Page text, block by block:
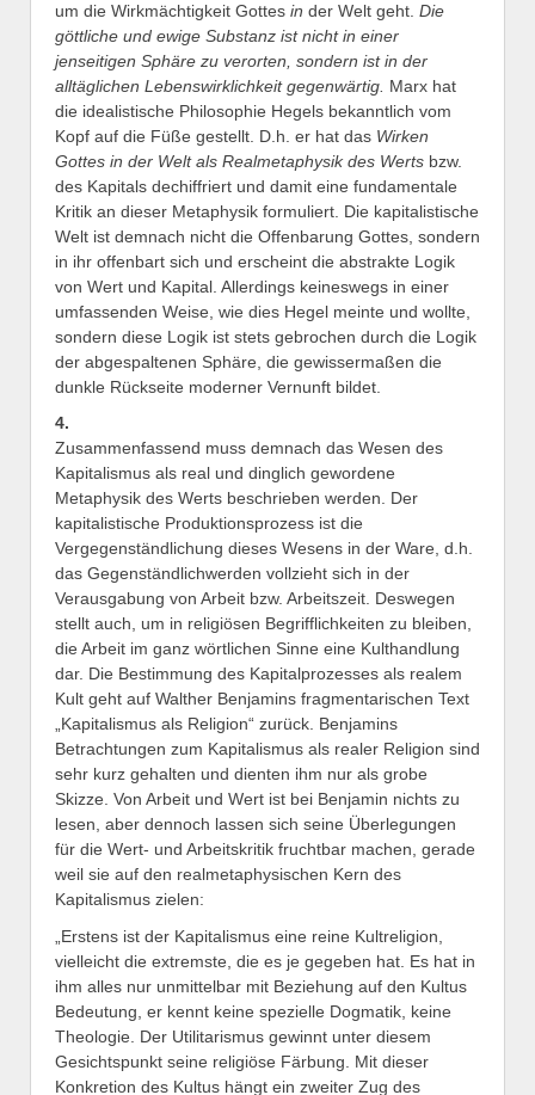
um die Wirkmächtigkeit Gottes in der Welt geht. Die
göttliche und ewige Substanz ist nicht in einer
jenseitigen Sphäre zu verorten, sondern ist in der
alltäglichen Lebenswirklichkeit gegenwärtig. Marx hat
die idealistische Philosophie Hegels bekanntlich vom
Kopf auf die Füße gestellt. D.h. er hat das Wirken
Gottes in der Welt als Realmetaphysik des Werts bzw.
des Kapitals dechiffriert und damit eine fundamentale
Kritik an dieser Metaphysik formuliert. Die kapitalistische
Welt ist demnach nicht die Offenbarung Gottes, sondern
in ihr offenbart sich und erscheint die abstrakte Logik
von Wert und Kapital. Allerdings keineswegs in einer
umfassenden Weise, wie dies Hegel meinte und wollte,
sondern diese Logik ist stets gebrochen durch die Logik
der abgespaltenen Sphäre, die gewissermaßen die
dunkle Rückseite moderner Vernunft bildet.
4.
Zusammenfassend muss demnach das Wesen des
Kapitalismus als real und dinglich gewordene
Metaphysik des Werts beschrieben werden. Der
kapitalistische Produktionsprozess ist die
Vergegenständlichung dieses Wesens in der Ware, d.h.
das Gegenständlichwerden vollzieht sich in der
Verausgabung von Arbeit bzw. Arbeitszeit. Deswegen
stellt auch, um in religiösen Begrifflichkeiten zu bleiben,
die Arbeit im ganz wörtlichen Sinne eine Kulthandlung
dar. Die Bestimmung des Kapitalprozesses als realem
Kult geht auf Walther Benjamins fragmentarischen Text
„Kapitalismus als Religion“ zurück. Benjamins
Betrachtungen zum Kapitalismus als realer Religion sind
sehr kurz gehalten und dienten ihm nur als grobe
Skizze. Von Arbeit und Wert ist bei Benjamin nichts zu
lesen, aber dennoch lassen sich seine Überlegungen
für die Wert- und Arbeitskritik fruchtbar machen, gerade
weil sie auf den realmetaphysischen Kern des
Kapitalismus zielen:
„Erstens ist der Kapitalismus eine reine Kultreligion,
vielleicht die extremste, die es je gegeben hat. Es hat in
ihm alles nur unmittelbar mit Beziehung auf den Kultus
Bedeutung, er kennt keine spezielle Dogmatik, keine
Theologie. Der Utilitarismus gewinnt unter diesem
Gesichtspunkt seine religiöse Färbung. Mit dieser
Konkretion des Kultus hängt ein zweiter Zug des